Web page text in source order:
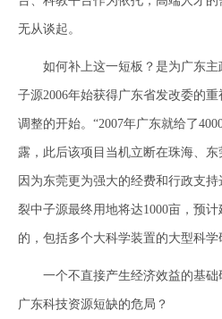
无从谈起。
如何补上这一短板？是为广东主
子源2006年始获得广东省发改委的
调整的开始。“2007年广东就给了
露，此后该项目当机立断在珠海、
因为东莞更为强大的经费和行政支
裂中子源最终用地将达1000亩，预
的，包括多个大科学装置的大型科学
一个不直接产生经济效益的基础
广东科技资源短缺的危局？